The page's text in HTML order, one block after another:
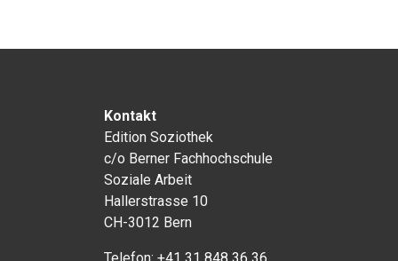
Kontakt
Edition Soziothek
c/o Berner Fachhochschule
Soziale Arbeit
Hallerstrasse 10
CH-3012 Bern